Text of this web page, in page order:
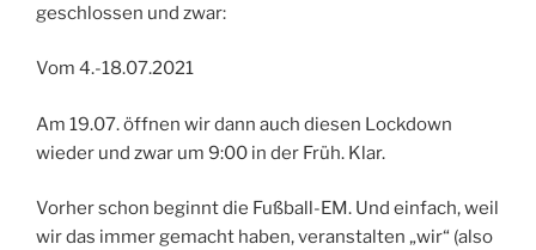
geschlossen und zwar:
Vom 4.-18.07.2021
Am 19.07. öffnen wir dann auch diesen Lockdown
wieder und zwar um 9:00 in der Früh. Klar.
Vorher schon beginnt die Fußball-EM. Und einfach, weil
wir das immer gemacht haben, veranstalten „wir“ (also